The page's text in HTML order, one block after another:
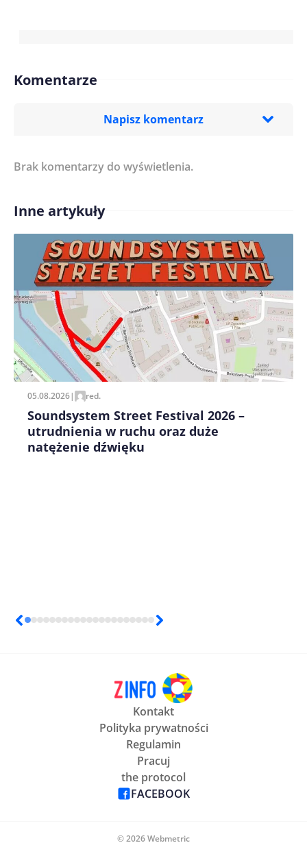
Komentarze
Napisz komentarz
Treść komentarza*
Imię/ Nick*
Zapamiętaj moje dane w tej przeglądarce podczas
pisania kolejnych komentarzy.
Brak komentarzy do wyświetlenia.
Inne artykuły
05.08.2026| red.
Soundsystem Street Festival 2026 –
utrudnienia w ruchu oraz duże
natężenie dźwięku
Kontakt
Polityka prywatności
Regulamin
Pracuj
the protocol
FACEBOOK
© 2026 Webmetric